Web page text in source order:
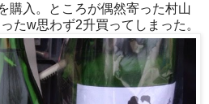
購入。ところが偶然寄った村山
たw思わず2升買ってしまった。